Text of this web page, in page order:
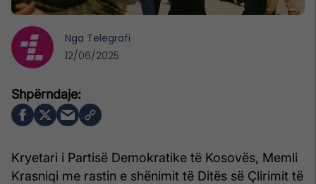
Kryetari i Partisë Demokratike të Kosovës, Memli
Krasniqi me rastin e shënimit të Ditës së Çlirimit të
Nga Telegrafi
12/06/2025